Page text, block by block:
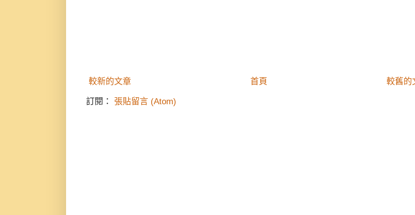
較新的文章 較舊的
首頁
訂閱： 張貼留言 (Atom)